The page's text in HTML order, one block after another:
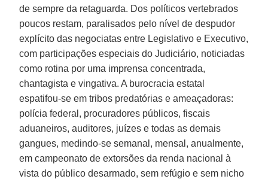
de sempre da retaguarda. Dos políticos vertebrados
poucos restam, paralisados pelo nível de despudor
explícito das negociatas entre Legislativo e Executivo,
com participações especiais do Judiciário, noticiadas
como rotina por uma imprensa concentrada,
chantagista e vingativa. A burocracia estatal
espatifou-se em tribos predatórias e ameaçadoras:
polícia federal, procuradores públicos, fiscais
aduaneiros, auditores, juízes e todas as demais
gangues, medindo-se semanal, mensal, anualmente,
em campeonato de extorsões da renda nacional à
vista do público desarmado, sem refúgio e sem nicho